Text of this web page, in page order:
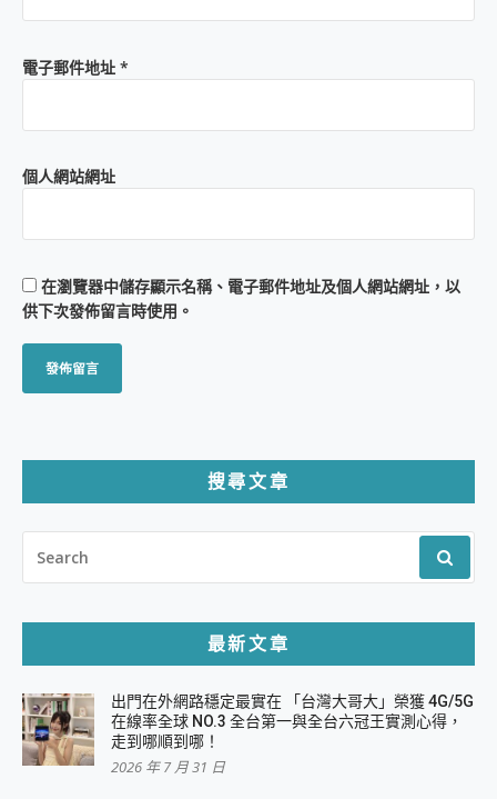
電子郵件地址 *
個人網站網址
在瀏覽器中儲存顯示名稱、電子郵件地址及個人網站網址，以
供下次發佈留言時使用。
搜尋文章
FOR:
最新文章
出門在外網路穩定最實在 「台灣大哥大」榮獲 4G/5G
在線率全球 NO.3 全台第一與全台六冠王實測心得，
走到哪順到哪！
2026 年 7 月 31 日